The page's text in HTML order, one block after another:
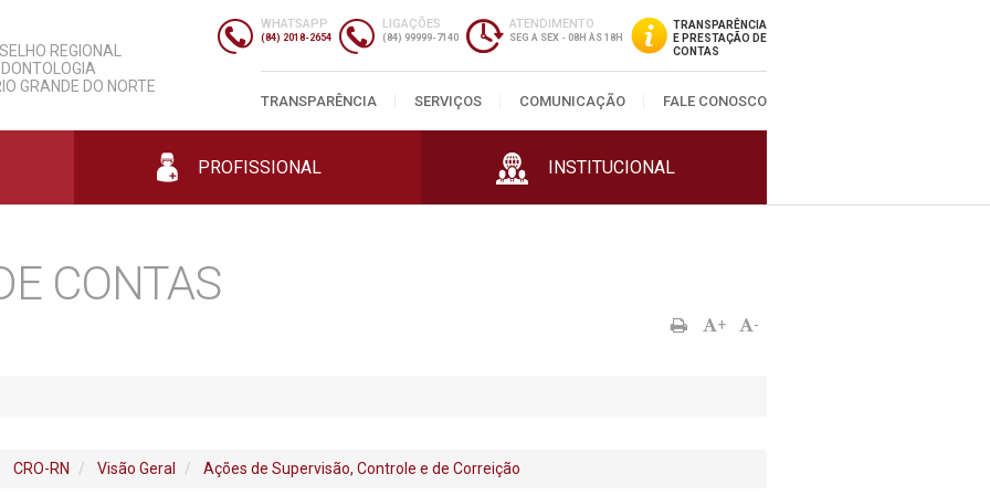
REGIONAL
GRANDE DO NORTE
WHATSAPP
(84) 2018-2654
LIGAÇÕES
(84) 99999-7140
ATENDIMENTO
SEG A SEX - 08H ÀS 18H
TRANSPARÊNCIA
E PRESTAÇÃO DE
CONTAS
TRANSPARÊNCIA SERVIÇOS COMUNICAÇÃO FALE CONOSCO
PROFISSIONAL INSTITUCIONAL
Profissionais
Entidades
Parcerias
Classificados
Contratos
Licitações
Prestação de Contas
Editais e Portarias
CONTAS
+ -
CRO-RN Visão Geral Ações de Supervisão, Controle e de Correição